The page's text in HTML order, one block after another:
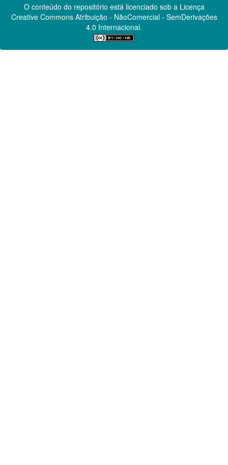
O conteúdo do repositório está licenciado sob a Licença
Creative CommonsAtribuição - NãoComercial - SemDerivações
4.0 Internacional.